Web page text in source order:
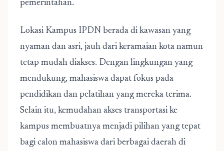
pemerintahan.
Lokasi Kampus IPDN berada di kawasan yang
nyaman dan asri, jauh dari keramaian kota namun
tetap mudah diakses. Dengan lingkungan yang
mendukung, mahasiswa dapat fokus pada
pendidikan dan pelatihan yang mereka terima.
Selain itu, kemudahan akses transportasi ke
kampus membuatnya menjadi pilihan yang tepat
bagi calon mahasiswa dari berbagai daerah di